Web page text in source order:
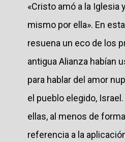
«Cristo amó a la Iglesia
mismo por ella». En
resuena un eco de los
antigua Alianza habían
para hablar del amor
el pueblo elegido,
ellas, al menos de
referencia a la